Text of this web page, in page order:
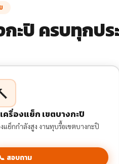
ะปิ ครบทุกปร
เครื่องแย็ก เขตบางกะปิ
งแย็กกำลังสูง งานทุบรื้อเขตบางกะปิ
สอบถาม